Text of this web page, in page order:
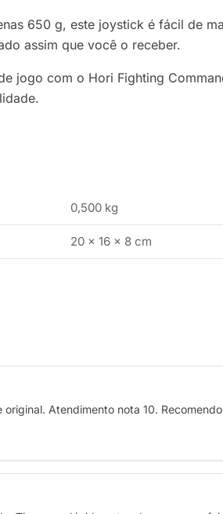
650 g, este joystick é fácil de
assim que você o receber.
jogo com o Hori Fighting
0,500 kg
20 × 16 × 8 cm
Atendimento nota 10. Recomendo